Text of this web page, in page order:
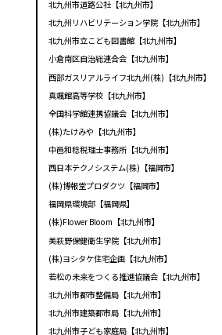
北九州市道路公社【北九州市】
北九州リハビリテーション学院【北九州市】
北九州市立こども図書館【北九州市】
小倉南区自治総連合会【北九州市】
西部ガスリアルライフ北九州(株)【北九州市】
真颯館高等学校【北九州市】
全国科学館連携協議会【北九州市】
(株)たけみや【北九州市】
中邑和稔税理士事務所【北九州市】
西日本テクノシステム(株)【福岡市】
(株)博報堂プロダクツ【福岡市】
福岡県環境部【福岡県】
(株)Flower Bloom【北九州市】
美萩野保健衛生学院【北九州市】
(株)ヨシタケ住宅企画【北九州市】
若松の未来をつくる推進協議会【北九州市】
北九州市都市整備局【北九州市】
北九州市建築都市局【北九州市】
北九州市子ども家庭局【北九州市】